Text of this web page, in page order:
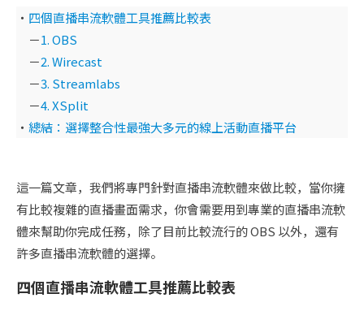
・ 四個直播串流軟體工具推薦比較表
－1. OBS
－2. Wirecast
－3. Streamlabs
－4. XSplit
・ 總結：選擇整合性最強大多元的線上活動直播平台
這一篇文章，我們將專門針對直播串流軟體來做比較，當你擁
有比較複雜的直播畫面需求，你會需要用到專業的直播串流軟
體來幫助你完成任務，除了目前比較流行的 OBS 以外，還有
許多直播串流軟體的選擇。
四個直播串流軟體工具推薦比較表